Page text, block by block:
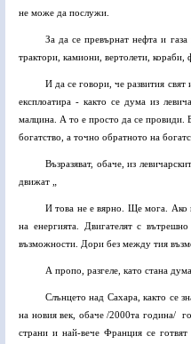
не може да послужи.
За да се превърнат нефта и
трактори, камиони, вертолети, кораби,
И да се говори, че развития свят
експлоатира - както се дума из
малцина. А то е просто да се провиди.
богатство, а точно обратното на
Възразяват, обаче, из
движат „
И това не е вярно. Ще мога. Ако
на енергията. Двигателят с
възможности. Дори без между тия
А пропо, разгеле, като стана дума
Слънцето над Сахара, както се
на новия век, обаче /2000та година/
страни и най-вече Франция се